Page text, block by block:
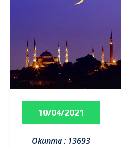
10/04/2021
Okunma : 13693